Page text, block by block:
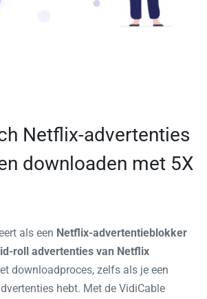
Netflix-advertenties
downloaden met 5X
als een Netflix-advertentieblokker
roll advertenties van Netflix
downloadproces, zelfs als je een
hebt. Met de VidiCable